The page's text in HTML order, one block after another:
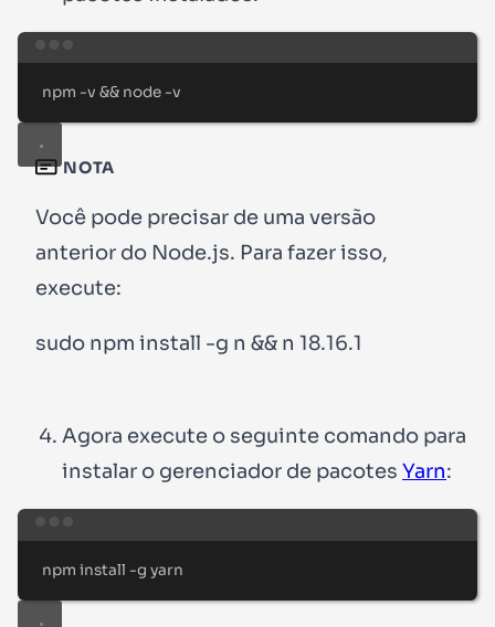
npm -v && node -v
NOTA
Você pode precisar de uma versão
anterior do Node.js. Para fazer isso,
execute:
Agora execute o seguinte comando para
instalar o gerenciador de pacotes Yarn:
npm install -g yarn